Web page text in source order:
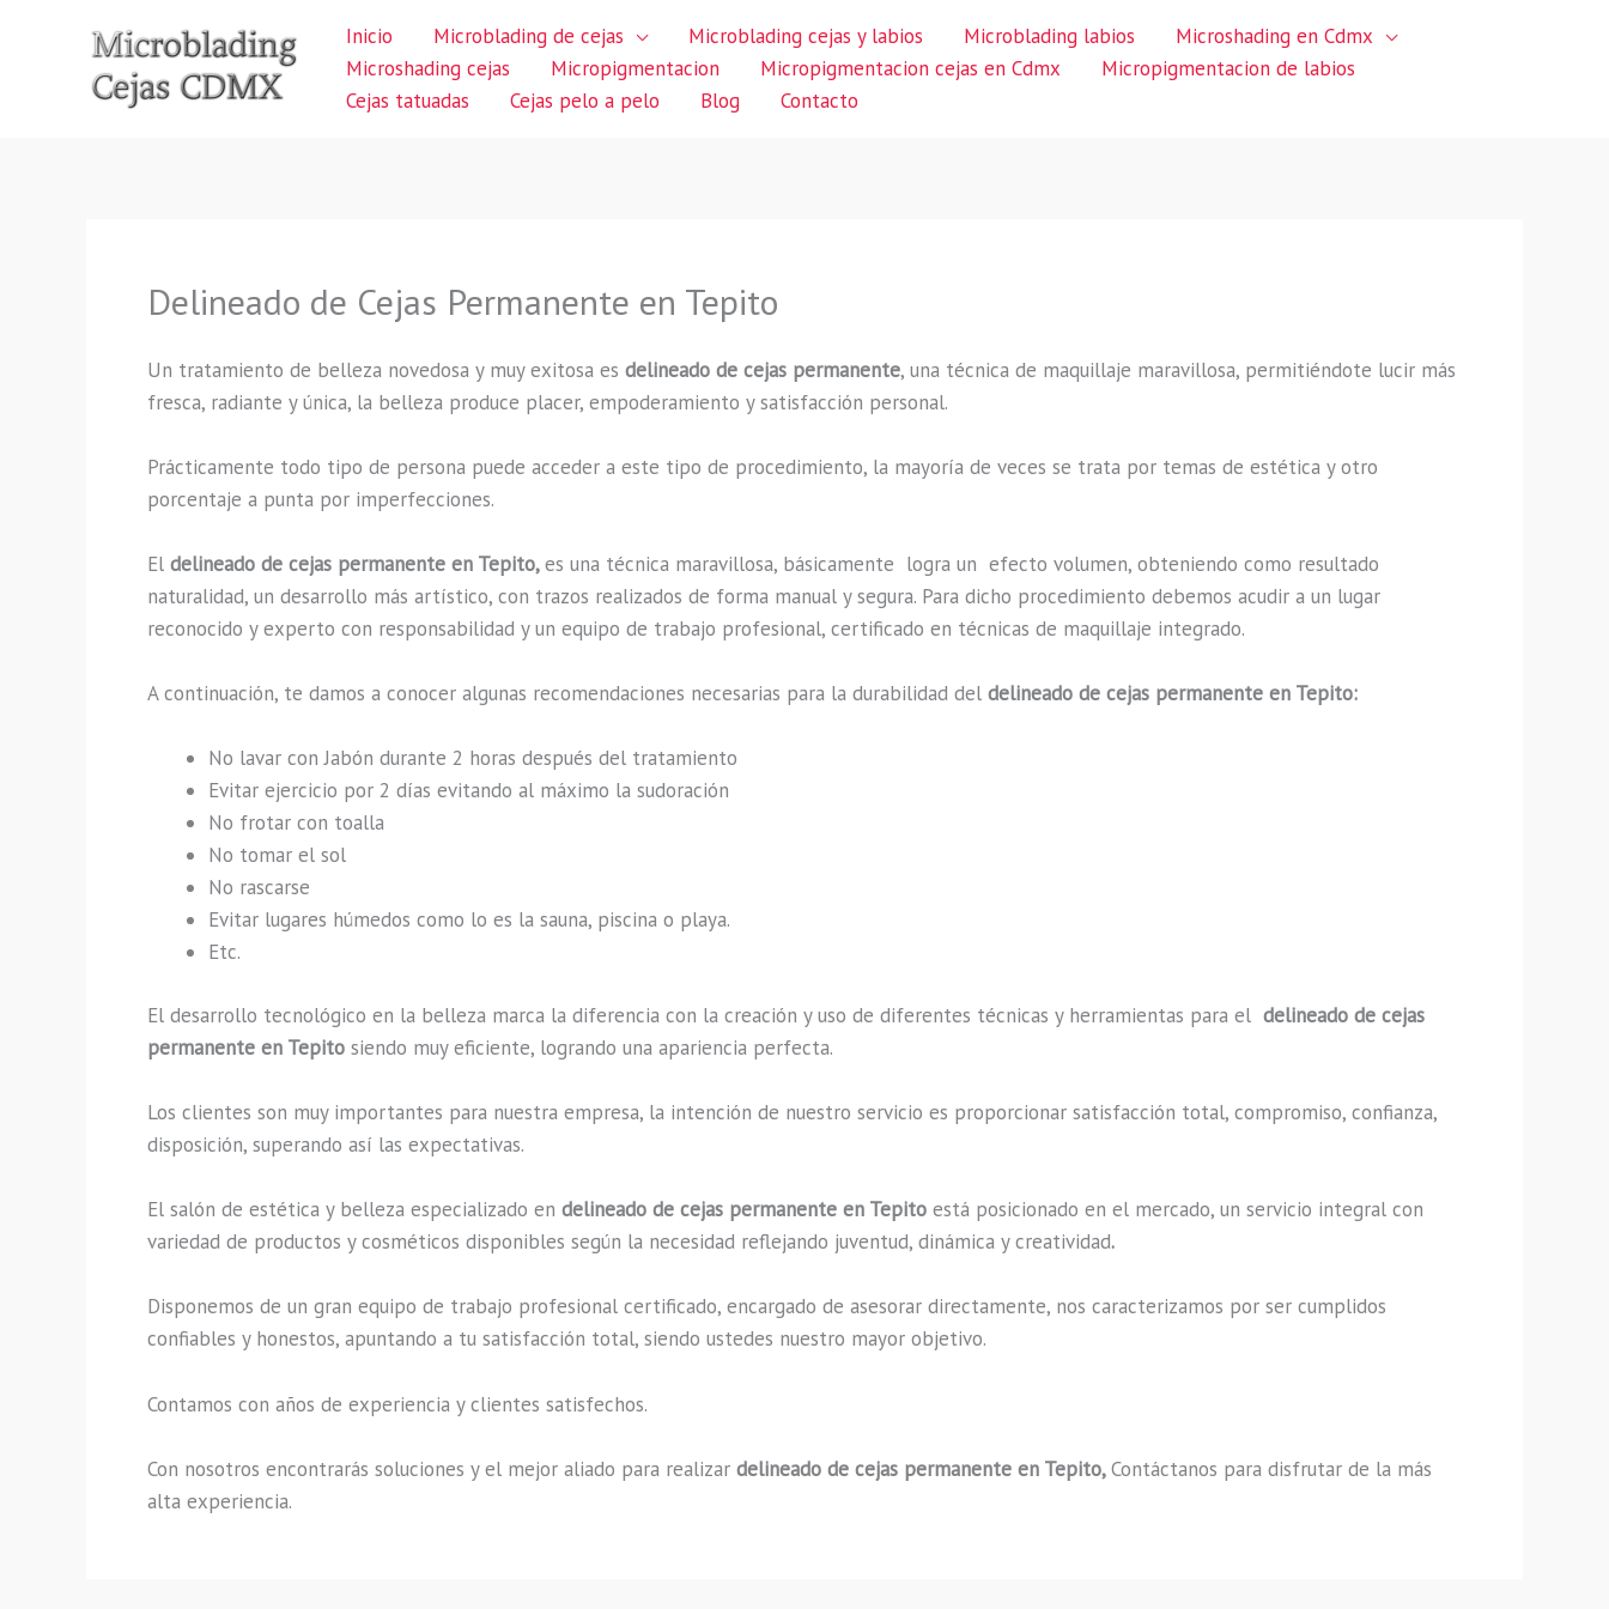
Inicio Microblading de cejas Microblading cejas y labios Microblading labios
Microshading en Cdmx
Microshading cejas
Micropigmentacion Micropigmentacion cejas en Cdmx
Micropigmentacion de labios
Cejas tatuadas
Cejas pelo a pelo Blog Contacto
Delineado de Cejas Permanente en Tepito
Un tratamiento de belleza novedosa y muy exitosa es delineado de cejas permanente, una técnica de maquillaje maravillosa, permitiéndote lucir más
fresca, radiante y única, la belleza produce placer, empoderamiento y satisfacción personal.
Prácticamente todo tipo de persona puede acceder a este tipo de procedimiento, la mayoría de veces se trata por temas de estética y otro
porcentaje a punta por imperfecciones.
El delineado de cejas permanente en Tepito,es una técnica maravillosa, básicamente logra un efecto volumen, obteniendo como resultado
naturalidad, un desarrollo más artístico, con trazos realizados de forma manual y segura. Para dicho procedimiento debemos acudir a un lugar
reconocido y experto con responsabilidad y un equipo de trabajo profesional, certificado en técnicas de maquillaje integrado.
A continuación, te damos a conocer algunas recomendaciones necesarias para la durabilidad del delineado de cejas permanente en Tepito:
No lavar con Jabón durante 2 horas después del tratamiento
Evitar ejercicio por 2 días evitando al máximo la sudoración
No frotar con toalla
No tomar el sol
No rascarse
Evitar lugares húmedos como lo es la sauna, piscina o playa.
Etc.
El desarrollo tecnológico en la belleza marca la diferencia con la creación y uso de diferentes técnicas y herramientas para el delineado de cejas
permanente en Tepito siendo muy eficiente, logrando una apariencia perfecta.
Los clientes son muy importantes para nuestra empresa, la intención de nuestro servicio es proporcionar satisfacción total, compromiso, confianza,
disposición, superando así las expectativas.
El salón de estética y belleza especializado en delineado de cejas permanente en Tepito está posicionado en el mercado, un servicio integral con
variedad de productos y cosméticos disponibles según la necesidad reflejando juventud, dinámica y creatividad.
Disponemos de un gran equipo de trabajo profesional certificado, encargado de asesorar directamente, nos caracterizamos por ser cumplidos
confiables y honestos, apuntando a tu satisfacción total, siendo ustedes nuestro mayor objetivo.
Contamos con años de experiencia y clientes satisfechos.
Con nosotros encontrarás soluciones y el mejor aliado para realizar delineado de cejas permanente en Tepito,Contáctanos para disfrutar de la más
alta experiencia.